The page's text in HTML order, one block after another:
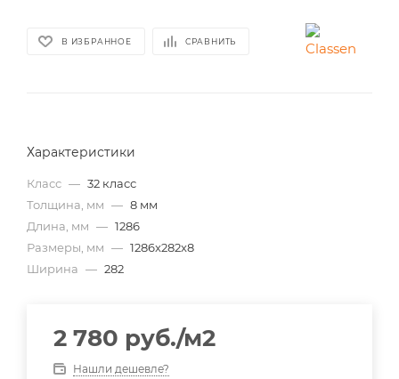
В ИЗБРАННОЕ СРАВНИТЬ
Характеристики
Класс — 32 класс
Толщина, мм — 8 мм
Длина, мм — 1286
Размеры, мм — 1286x282x8
Ширина — 282
2 780 руб./м2
Нашли дешевле?